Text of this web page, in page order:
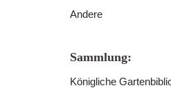
Andere
Sammlung:
Königliche